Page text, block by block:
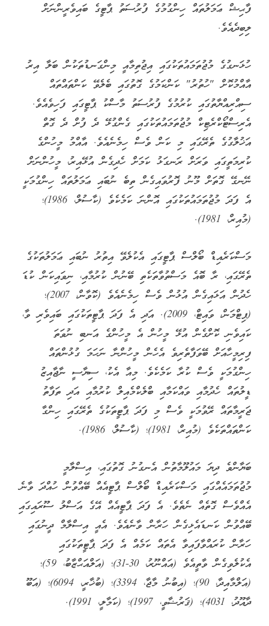
ފާޙިޝް ޢަމަލުތައް ހިންގުމުގެ ފުރުސަތު ޕާޓީގެ ބައިވެރީންނަށް
ލިބިދެއެވެ.
ހުޅަނގުގެ މުޖުތަމައުތަކުގައި އިޖުތިމާއީ މިންގަނޑުތަކުން ބަލާ އިރު
އާއްމުކޮށް "ހުތުރު" ކަންކަމުގެ ގޮތުގައި ބެލެވޭ ކަންތައްތައް
ސިއްރިއްޔާތުގައި ކުރުމުގެ ފުރުސަތު މާސްކު ޕާޓީގައި ފަހިވެއެވެ.
އެރިސްޓޯކްރެޓިކް މުޖުތަމައުތަކުގައި ގެންގުޅޭ ދެ ފުށް ދެ ގޮތް
އަޚުލާގުގެ ތެރޭގައި މި ކަން ވެސް ހިމެނެއެވެ. އާއްމު މީހުންގެ
ކުރިމަތީގައި ވަރަށް ރަނގަޅު ކަމަށް ހެދިގެން އުޅޭއިރު، މީހުންނަށް
ނޭނގޭ ގޮތަށް މޫނު ފޮރުވައިގެން ތިބެ ނުބައި ޢަމަލުތައް ހިންގުމަކީ
އެ ފަދަ މުޖުތަމައުތަކުގައި އޮންނަ ކަމެކެވެ (ކާސުލް، 1986)؛
(މުއިރް، 1981).
މަސްކަރެއިޑް ބޯލްސް ޕާޓީގައި އެކުލެވޭ އިތުރު ނުބައި ޢަމަލުތަކުގެ
ތެރޭގައި، ރާ ބޮއެ މަސްތުވާތަކެތި ބޭނުން ކުރުމާއި، ނިވައިކަން ކުޑަ
ހެދުން އަޅައިގެން އުޅުން ވެސް ހިމެނެއެވެ (ކޮވާން، 2007)؛
(ޕިޓްމަން، ވައިޓް، 2009). އަދި އެ ފަދަ ޕާޓީތަކުގައި ބައިވެރި ވާ،
ކައިވެނި ކޮށްގެން އުޅޭ މީހުން އެ މީހުންގެ އަނބި ނުވަތަ
ފިރިމީހާއަށް ބޭވަފާތެރިވެ އެހެން މީހުންނާ ނަހަމަ ގުޅުންތައް
ހިންގުމަކީ ވެސް ކުރާ ކަމެކެވެ. މިއާ އެކު، ސިޔާސީ ނާޖާއިޒު
ޑީލުތައް ހެދުމާއި ވައްކަމާއި ބްލެކްމެއިލް ކުރުމާއި އަދި ތަފާތު
ޖަރީމާތައް ރޭވުމަކީ ވެސް މި ފަދަ ޕާޓީތަކުގެ ތެރޭގައި ހިންގާ
ކަންތައްތަކެވެ (މުއިރް، 1981)؛ (ކާސުލް، 1986).
ބަޔާންވެ ދިޔަ މައުލޫމާތުން އެނގުނު ގޮތުގައި، އިސްލާމީ
މުޖުތަމައެއްގައި މަސްކަރެއިޑް ބޯލްސް ޕާޓީއެއް ބޭއްވުން ހުއްދަ ވާނެ
އެއްވެސް ގޮތެއް ނެތެވެ. އެ ފަދަ ޕާޓީއެއް އޭގެ އަސްލު ސޫރައިގައި
ބޭއްވުން ކަނޑައެޅިގެން ހަރާން ވާނެއެވެ. އެއީ އިސްލާމް ދީނުގައި
ހަރާން ކުރައްވާފައިވާ އެތައް ކަމެއް އެ ފަދަ ޕާޓީތަކުގައި
އެކުލެވިގެން ވާތީއެވެ (އައްނޫރު، 30-31)؛ (އަލްއަޙްޒާބު، 59)؛
(އަލްމާއިދާ، 90)؛ (އިބުނު މާޖާ، 3394)؛ (ބުޚާރީ، 6094)؛ (އަބޫ
ދާއޫދު، 4031)؛ (ޤަރުޟާވީ، 1997)؛ (ކަމާލީ، 1991).